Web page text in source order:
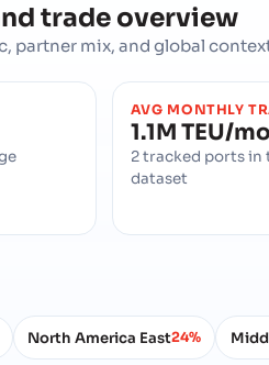
trade overview
partner mix, and global
AVG MONTHLY
1.1M TEU/mo
2 tracked ports in
dataset
North America East24%